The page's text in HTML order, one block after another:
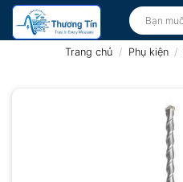
Bỏ
qua
Tìm
kiếm:
Trang chủ / Phụ kiện /